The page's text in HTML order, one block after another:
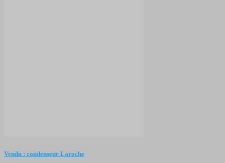
Vendu : condenseur Laroche